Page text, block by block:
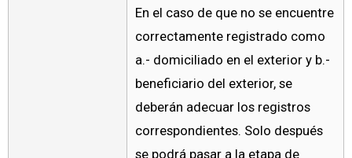
En el caso de que no se encuentre
correctamente registrado como
a.- domiciliado en el exterior y b.-
beneficiario del exterior, se
deberán adecuar los registros
correspondientes. Solo después
se podrá pasar a la etapa de